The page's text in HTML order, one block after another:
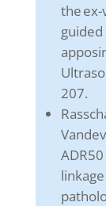
the ex-
207.